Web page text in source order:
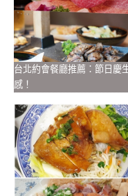
台北約會餐廳推薦：節日慶
感！